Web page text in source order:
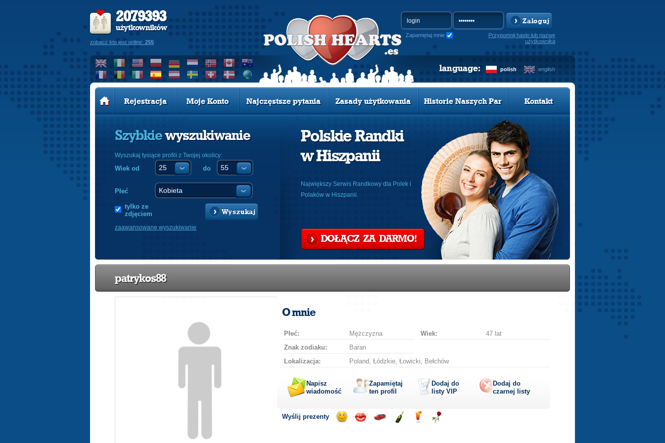
2079393
użytkowników
zobacz kto jest online: 255
Zaloguj
Zapamiętaj mnie
Przypomnij hasło lub nazwę
użytkownika
polish english
language:
Rejestracja Moje Konto Najczęstsze pytania Zasady użytkowania Historie Naszych Par Kontakt
Szybkiewyszukiwanie
Wyszukaj tysiące profili z Twojej okolicy:
Wiek od do
Płeć
tylko ze
zdjęciem
Wyszukaj
zaawansowane wyszukiwanie
Polskie Randki
w Hiszpanii
Największy Serwis Randkowy dla Polek i
Polaków w Hiszpanii.
DOŁĄCZ ZA DARMO!
patrykos88
O mnie
Płeć: Mężczyzna Wiek:
47 lat
Znak zodiaku:
Baran
Lokalizacja:
Poland, Łódzkie, Łowicki, Bełchów
Napisz
wiadomość
Zapamiętaj
ten profil
Dodaj do
listy VIP
Dodaj do
czarnej listy
Wyślij prezenty